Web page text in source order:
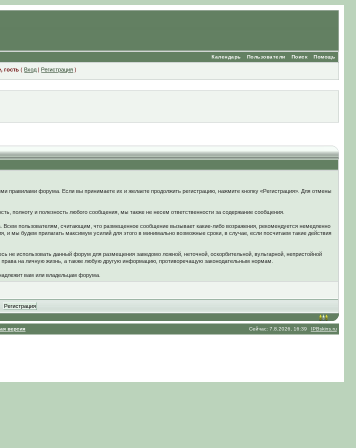
Помощь
Поиск
Пользователи
Календарь
гость ( Вход | Регистрация )
правилами форума. Если вы принимаете их и желаете продолжить регистрацию, нажмите кнопку «Регистрация». Для отмены
полноту и полезность любого сообщения, мы также не несем ответственности за содержание сообщения.
пользователям, считающим, что размещенное сообщение вызывает какие-либо возражения, рекомендуется немедленно
и мы будем прилагать максимум усилий для этого в минимально возможные сроки, в случае, если посчитаем такие действия
не использовать данный форум для размещения заведомо ложной, неточной, оскорбительной, вульгарной, непристойной
на личную жизнь, а также любую другую информацию, противоречащую законодательным нормам.
вам или владельцам форума.
версия Сейчас: 7.8.2026, 16:39 IPBskins.ru